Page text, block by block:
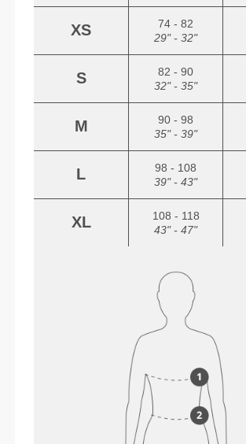
XS
74 - 82
29" - 32"
S
82 - 90
32" - 35"
M
90 - 98
35" - 39"
L
98 - 108
39" - 43"
XL
108 - 118
43" - 47"